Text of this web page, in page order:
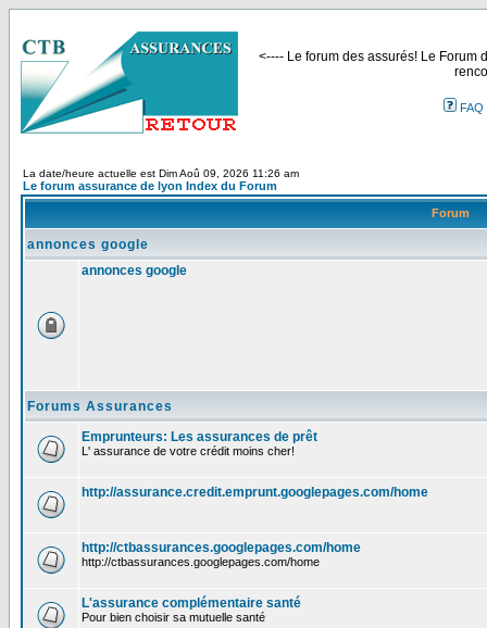
<---- Le forum des assurés! Le Forum
FAQ
La date/heure actuelle est Dim Aoû 09, 2026 11:26 am
Le forum assurance de lyon Index du Forum
Forum
annonces google
annonces google
Forums Assurances
Emprunteurs: Les assurances de prêt
L' assurance de votre crédit moins cher!
http://assurance.credit.emprunt.googlepages.com/home
http://ctbassurances.googlepages.com/home
http://ctbassurances.googlepages.com/home
L'assurance complémentaire santé
Pour bien choisir sa mutuelle santé